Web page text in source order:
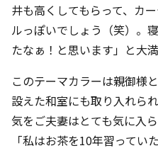
井も高くしてもらって、カ
ルっぽいでしょう（笑）。
たなぁ！と思います」と大
このテーマカラーは親御様
設えた和室にも取り入れら
気をご夫妻はとても気に入
「私はお茶を10年習ってい